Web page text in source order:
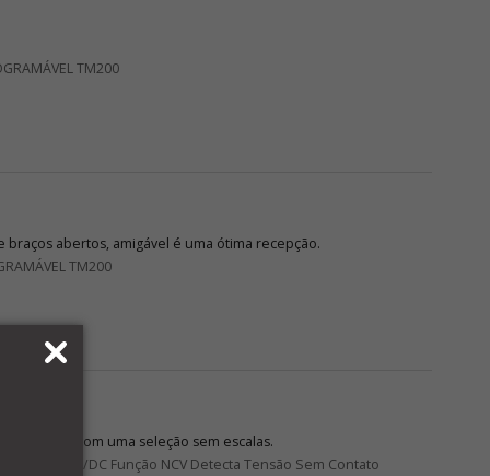
TM200
abertos, amigável é uma ótima recepção.
TM200
só com uma seleção sem escalas.
AC/DC Função NCV Detecta Tensão Sem Contato